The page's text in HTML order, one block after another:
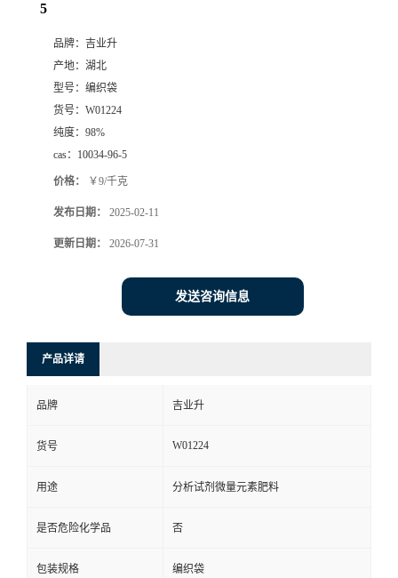
5
品牌： 吉业升
产地： 湖北
型号： 编织袋
货号： W01224
纯度： 98%
cas： 10034-96-5
价格： ￥9/千克
发布日期： 2025-02-11
更新日期： 2026-07-31
发送咨询信息
产品详请
品牌 吉业升
货号 W01224
用途 分析试剂微量元素肥料
是否危险化学品 否
包装规格 编织袋